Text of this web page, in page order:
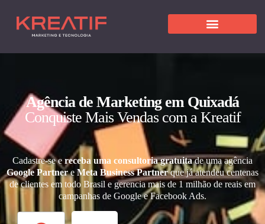
Agência de Marketing em Quixadá
Conquiste Mais Vendas com a Kreatif
Cadastre-se ereceba uma consultoria gratuitade uma agência
Google Partnere Meta Business Partnerque já atendeu centenas
de clientes em todo Brasil e gerencia mais de 1 milhão de reais em
campanhas de Google e Facebook Ads.